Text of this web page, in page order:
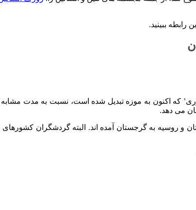
رابطه ببینید.
و روسیه به گرجستان آمده اند. البته گردشگران کشورهای